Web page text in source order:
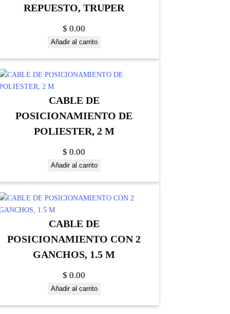
REPUESTO, TRUPER
$ 0.00
Añadir al carrito
CABLE DE
POSICIONAMIENTO DE
POLIESTER, 2 M
$ 0.00
Añadir al carrito
CABLE DE
POSICIONAMIENTO CON 2
GANCHOS, 1.5 M
$ 0.00
Añadir al carrito